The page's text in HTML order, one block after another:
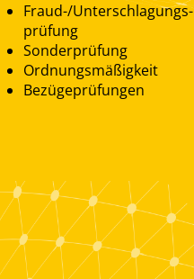
Fraud-/Unterschlagungs-
prüfung
Sonderprüfung
Ordnungsmäßigkeit
Bezügeprüfungen